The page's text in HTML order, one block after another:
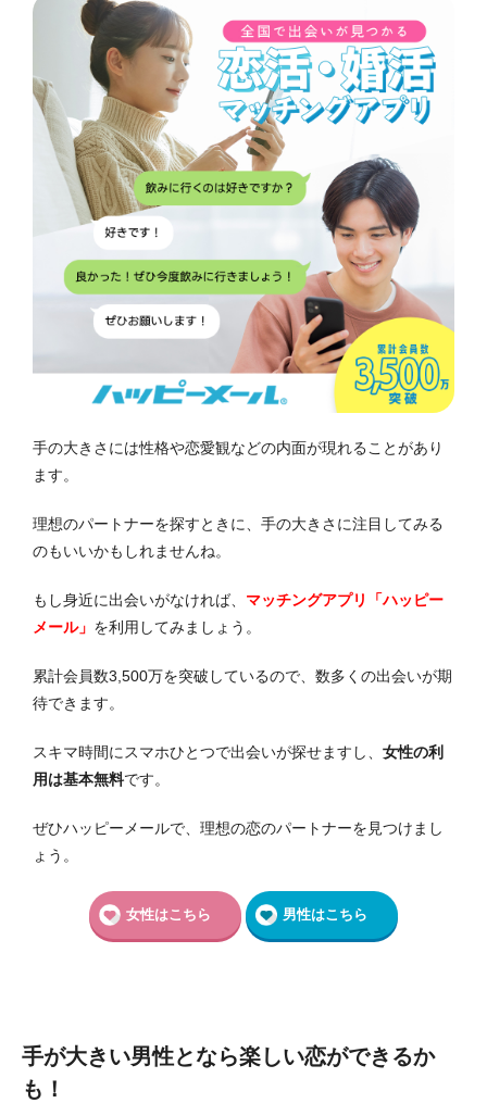
手の大きさには性格や恋愛観などの内面が現れることがあり
ます。
理想のパートナーを探すときに、手の大きさに注目してみる
のもいいかもしれませんね。
もし身近に出会いがなければ、 マッチングアプリ「ハッピー
メール」 を利用してみましょう。
累計会員数3,500万を突破しているので、数多くの出会いが期
待できます。
スキマ時間にスマホひとつで出会いが探せますし、 女性の利
用は基本無料です。
ぜひハッピーメールで、理想の恋のパートナーを見つけまし
ょう。
女性はこちら 男性はこちら
手が大きい男性となら楽しい恋ができるか
も！